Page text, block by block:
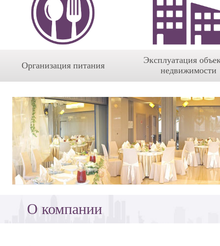
Организация питания
Эксплуатация
недвижимости
О компании